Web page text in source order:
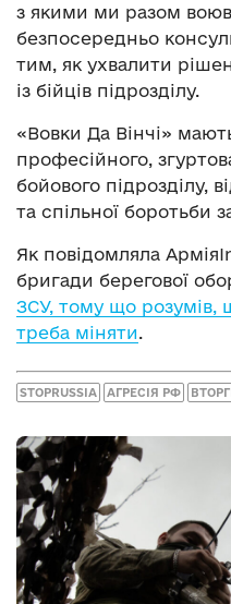
з якими ми разом
безпосередньо
тим, як ухвалити
із бійців підрозділу.
«Вовки Да Вінчі»
професійного,
бойового підрозділу,
та спільної боротьби
Як повідомляла
бригади берегової
ЗСУ, тому що розумів,
треба міняти.
STOPRUSSIA АГРЕСІЯ РФ